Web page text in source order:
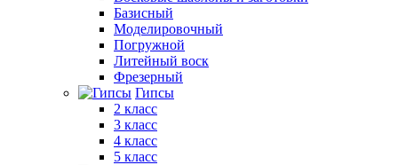
Базисный
Моделировочный
Погружной
Литейный воск
Фрезерный
Гипсы
2 класс
3 класс
4 класс
5 класс